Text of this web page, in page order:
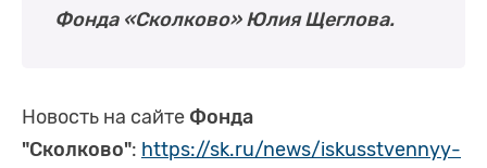
Фонда «Сколково» Юлия Щеглова.
Новость на сайте Фонда
"Сколково": https://sk.ru/news/iskusstvennyy-